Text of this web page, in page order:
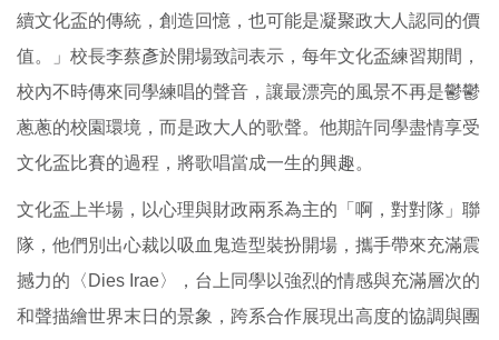
續文化盃的傳統，創造回憶，也可能是凝聚政大人認同的價
值。」校長李蔡彥於開場致詞表示，每年文化盃練習期間，
校內不時傳來同學練唱的聲音，讓最漂亮的風景不再是鬱鬱
蔥蔥的校園環境，而是政大人的歌聲。他期許同學盡情享受
文化盃比賽的過程，將歌唱當成一生的興趣。
文化盃上半場，以心理與財政兩系為主的「啊，對對隊」聯
隊，他們別出心裁以吸血鬼造型裝扮開場，攜手帶來充滿震
撼力的〈Dies Irae〉，台上同學以強烈的情感與充滿層次的
和聲描繪世界末日的景象，跨系合作展現出高度的協調與團